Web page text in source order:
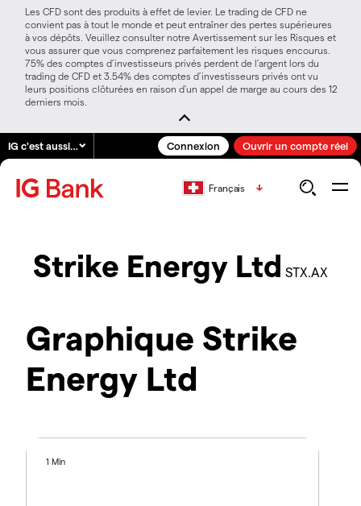
Les CFD sont des produits à effet de levier. Le trading de CFD ne
convient pas à tout le monde et peut entraîner des pertes supérieures
à vos dépôts. Veuillez consulter notre Avertissement sur les Risques et
vous assurer que vous comprenez parfaitement les risques encourus.
75% des comptes d’investisseurs privés perdent de l’argent lors du
trading de CFD et 3.54% des comptes d’investisseurs privés ont vu
leurs positions clôturées en raison d’un appel de marge au cours des 12
derniers mois.
IG c'est aussi… Connexion Ouvrir un compte réel
Français
Strike Energy Ltd STX.AX
Graphique Strike
Energy Ltd
1 Min